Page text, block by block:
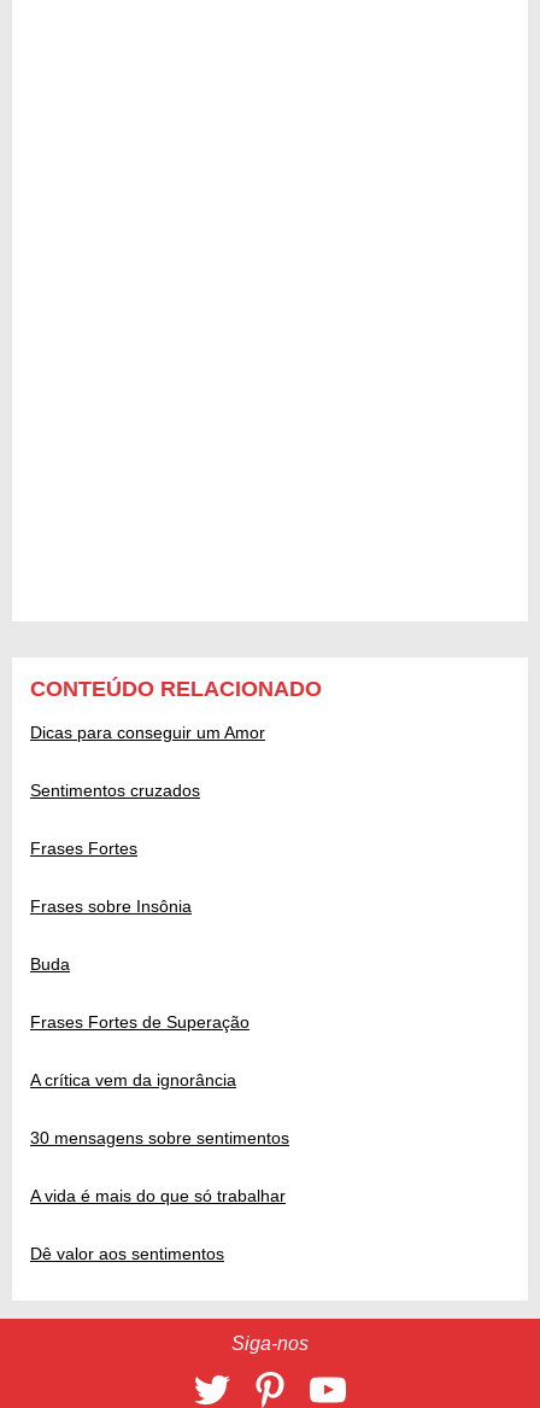
CONTEÚDO RELACIONADO
Dicas para conseguir um Amor
Sentimentos cruzados
Frases Fortes
Frases sobre Insônia
Buda
Frases Fortes de Superação
A crítica vem da ignorância
30 mensagens sobre sentimentos
A vida é mais do que só trabalhar
Dê valor aos sentimentos
Siga-nos